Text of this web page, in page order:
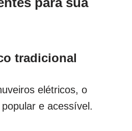
tradicional
elétricos, o
e acessível.